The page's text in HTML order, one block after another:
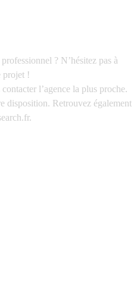
? N’hésitez pas à
projet !
l’agence la plus proche.
disposition. Retrouvez également